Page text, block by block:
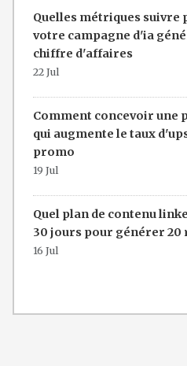
Quelles métriques suivre
votre campagne d'ia
chiffre d'affaires
22 Jul
Comment concevoir une
qui augmente le taux
promo
19 Jul
Quel plan de contenu
30 jours pour générer 20
16 Jul